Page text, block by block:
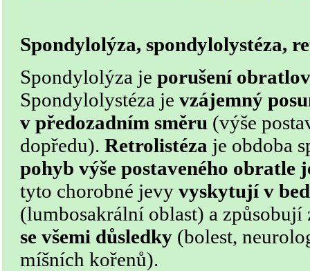
Spondylolýza, spondylolystéza,
Spondylolýza je porušení
Spondylolystéza je vzájemný
v předozadním směru (výše
dopředu). Retrolistéza je obdoba
pohyb výše postaveného obratle
tyto chorobné jevy vyskytují v
(lumbosakrální oblast) a způsobují
se všemi důsledky (bolest,
míšních kořenů).